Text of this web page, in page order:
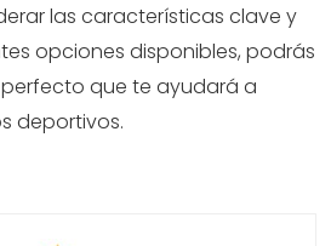
las características clave y
opciones disponibles, podrás
que te ayudará a
deportivos.